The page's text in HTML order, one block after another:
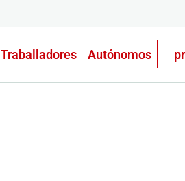
Traballadores Autónomos